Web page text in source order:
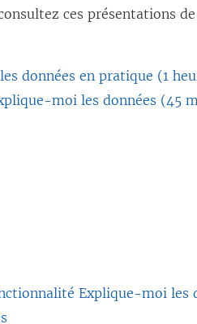
ces présentations
données en pratique (1
moi les données (45
Explique-moi les